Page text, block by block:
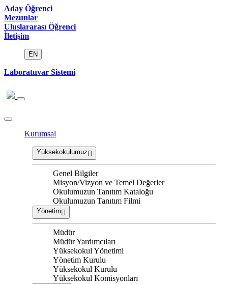
Aday Öğrenci
Mezunlar
Uluslararası Öğrenci
İletişim
EN
Laboratuvar Sistemi
Kurumsal
Yüksekokulumuz
Genel Bilgiler
Misyon/Vizyon ve Temel Değerler
Okulumuzun Tanıtım Kataloğu
Okulumuzun Tanıtım Filmi
Yönetim
Müdür
Müdür Yardımcıları
Yüksekokul Yönetimi
Yönetim Kurulu
Yüksekokul Kurulu
Yüksekokul Komisyonları